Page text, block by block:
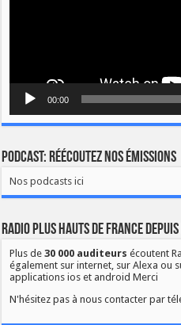
00:00
Podcast: Réécoutez nos émissions
Nos podcasts ici
Radio Plus Hauts de France
Plus de30 000 auditeurs écoutent
également sur internet, sur Alexa ou
applications ios et android Merci
N'hésitez pas à nous contacter par